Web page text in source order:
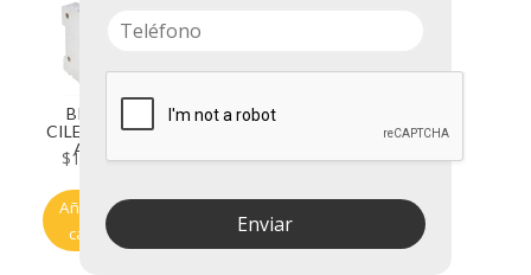
BREKE
CILES DE 16
AMP
$14.350
Añadir al
carrito
BLANCO
$206.700
Enviar